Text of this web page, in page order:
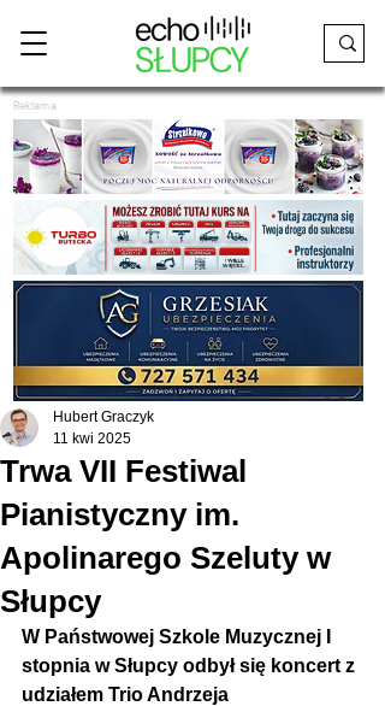
Reklama
Trwa VII Festiwal
Pianistyczny im.
Apolinarego Szeluty w
Słupcy
Hubert Graczyk
11 kwi 2025
W Państwowej Szkole Muzycznej I
stopnia w Słupcy odbył się koncert z
udziałem Trio Andrzeja